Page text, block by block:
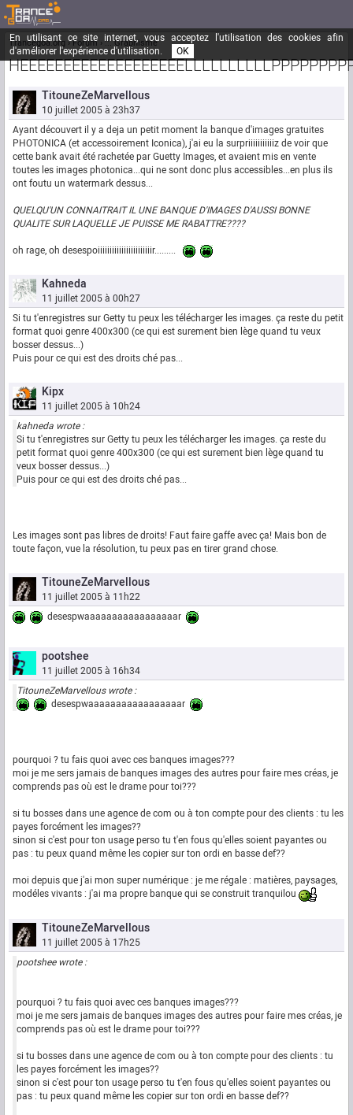
En utilisant ce site internet, vous acceptez l'utilisation des cookies afin
d'améliorer l'expérience d'utilisation.
OK
Trancegoa.org Forum ::. Graphisme
TitouneZeMarvellous
10 juillet 2005 à 23h37
Ayant découvert il y a deja un petit moment la banque d'images gratuites
PHOTONICA (et accessoirement Iconica), j'ai eu la surpriiiiiiiiiiiz de voir que
cette bank avait été rachetée par Guetty Images, et avaient mis en vente
toutes les images photonica...qui ne sont donc plus accessibles...en plus ils
ont foutu un watermark dessus...
QUELQU'UN CONNAITRAIT IL UNE BANQUE D'IMAGES D'AUSSI BONNE
QUALITE SUR LAQUELLE JE PUISSE ME RABATTRE????
oh rage, oh desespoiiiiiiiiiiiiiiiiiiiiiiir.........
Kahneda
11 juillet 2005 à 00h27
Si tu t'enregistres sur Getty tu peux les télécharger les images. ça reste du petit
format quoi genre 400x300 (ce qui est surement bien lège quand tu veux
bosser dessus...)
Puis pour ce qui est des droits ché pas...
Kipx
11 juillet 2005 à 10h24
kahneda wrote :
Si tu t'enregistres sur Getty tu peux les télécharger les images. ça reste du
petit format quoi genre 400x300 (ce qui est surement bien lège quand tu
veux bosser dessus...)
Puis pour ce qui est des droits ché pas...
Les images sont pas libres de droits! Faut faire gaffe avec ça! Mais bon de
toute façon, vue la résolution, tu peux pas en tirer grand chose.
TitouneZeMarvellous
11 juillet 2005 à 11h22
desespwaaaaaaaaaaaaaaaaar
pootshee
11 juillet 2005 à 16h34
TitouneZeMarvellous wrote :
desespwaaaaaaaaaaaaaaaaar
pourquoi ? tu fais quoi avec ces banques images???
moi je me sers jamais de banques images des autres pour faire mes créas, je
comprends pas où est le drame pour toi???
si tu bosses dans une agence de com ou à ton compte pour des clients : tu les
payes forcément les images??
sinon si c'est pour ton usage perso tu t'en fous qu'elles soient payantes ou
pas : tu peux quand même les copier sur ton ordi en basse def??
moi depuis que j'ai mon super numérique : je me régale : matières, paysages,
modéles vivants : j'ai ma propre banque qui se construit tranquilou
TitouneZeMarvellous
11 juillet 2005 à 17h25
pootshee wrote :
pourquoi ? tu fais quoi avec ces banques images???
moi je me sers jamais de banques images des autres pour faire mes créas, je
comprends pas où est le drame pour toi???
si tu bosses dans une agence de com ou à ton compte pour des clients : tu
les payes forcément les images??
sinon si c'est pour ton usage perso tu t'en fous qu'elles soient payantes ou
pas : tu peux quand même les copier sur ton ordi en basse def??